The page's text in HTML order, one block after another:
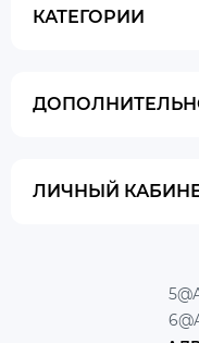
КАТЕГОРИИ
ЛИЧНЫЙ